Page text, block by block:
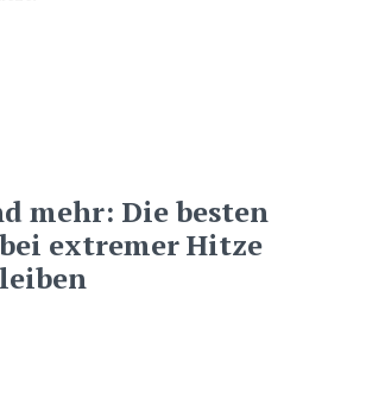
mehr: Die besten
extremer Hitze